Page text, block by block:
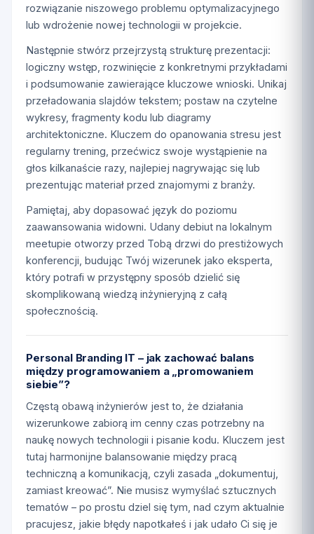
rozwiązanie niszowego problemu optymalizacyjnego
lub wdrożenie nowej technologii w projekcie.
Następnie stwórz przejrzystą strukturę prezentacji:
logiczny wstęp, rozwinięcie z konkretnymi przykładami
i podsumowanie zawierające kluczowe wnioski. Unikaj
przeładowania slajdów tekstem; postaw na czytelne
wykresy, fragmenty kodu lub diagramy
architektoniczne. Kluczem do opanowania stresu jest
regularny trening, przećwicz swoje wystąpienie na
głos kilkanaście razy, najlepiej nagrywając się lub
prezentując materiał przed znajomymi z branży.
Pamiętaj, aby dopasować język do poziomu
zaawansowania widowni. Udany debiut na lokalnym
meetupie otworzy przed Tobą drzwi do prestiżowych
konferencji, budując Twój wizerunek jako eksperta,
który potrafi w przystępny sposób dzielić się
skomplikowaną wiedzą inżynieryjną z całą
społecznością.
Personal Branding IT – jak zachować balans
między programowaniem a „promowaniem
siebie”?
Częstą obawą inżynierów jest to, że działania
wizerunkowe zabiorą im cenny czas potrzebny na
naukę nowych technologii i pisanie kodu. Kluczem jest
tutaj harmonijne balansowanie między pracą
techniczną a komunikacją, czyli zasada „dokumentuj,
zamiast kreować”. Nie musisz wymyślać sztucznych
tematów – po prostu dziel się tym, nad czym aktualnie
pracujesz, jakie błędy napotkałeś i jak udało Ci się je